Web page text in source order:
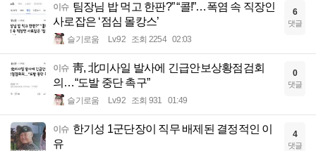
이슈 팀장님 밥 먹고 한판?” “콜!”…폭염 속 직장인
사로잡은 ‘점심 몰캉스’
슬기로움 Lv.92 조회 2254 02:03
6
댓글
이슈 靑, 北미사일 발사에 긴급안보상황점검회
의…“도발 중단 촉구”
슬기로움 Lv.92 조회 931 01:49
0
댓글
이슈 한기성 1군단장이 직무 배제된 결정적인 이
유
4
댓글